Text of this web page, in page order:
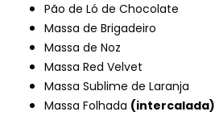
Pão de Ló de Chocolate
Massa de Brigadeiro
Massa de Noz
Massa Red Velvet
Massa Sublime de Laranja
Massa Folhada (intercalada)